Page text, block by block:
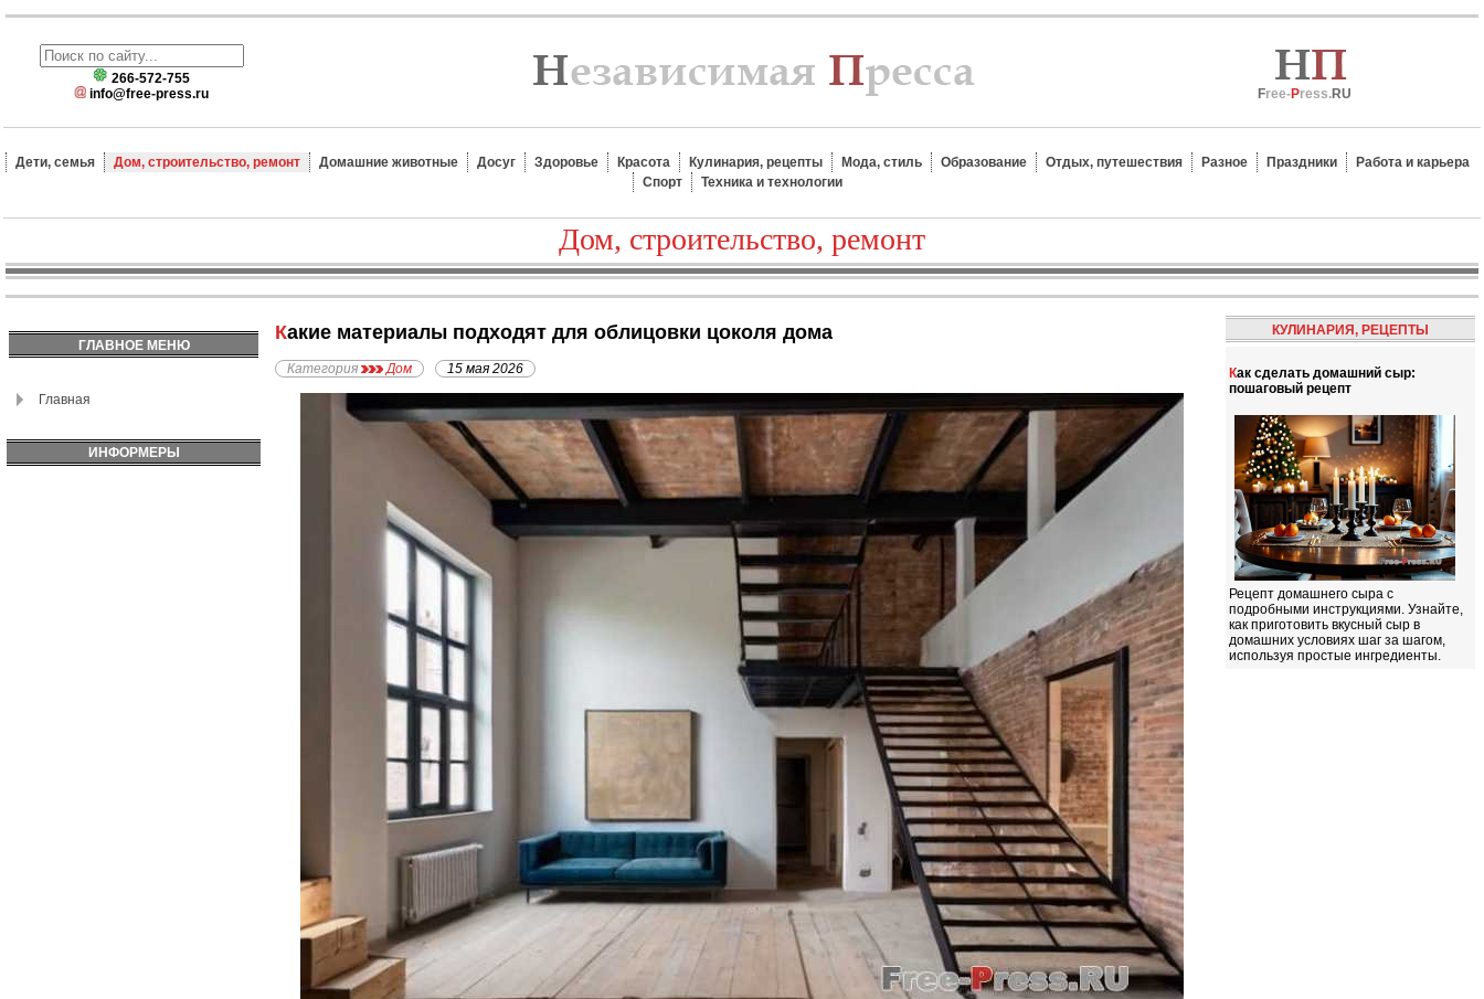
266-572-755
info@free-press.ru
Free-Press.RU
Дети, семья Дом, строительство, ремонт Домашние животные Досуг Здоровье Красота Кулинария, рецепты Мода, стиль Образование Отдых, путешествия Разное Праздники
Работа и карьера
Спорт
Техника и технологии
Дом, строительство, ремонт
ГЛАВНОЕ МЕНЮ
Главная
ИНФОРМЕРЫ
Какие материалы подходят для облицовки цоколя дома
Категория Дом 15 мая 2026
КУЛИНАРИЯ, РЕЦЕПТЫ
Как сделать домашний сыр:
пошаговый рецепт
Рецепт домашнего сыра с
подробными инструкциями. Узнайте,
как приготовить вкусный сыр в
домашних условиях шаг за шагом,
используя простые ингредиенты.